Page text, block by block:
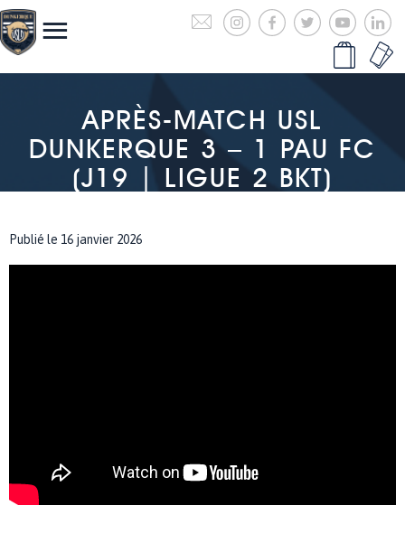
APRÈS-MATCH USL
DUNKERQUE 3 – 1 PAU FC
(J19 | LIGUE 2 BKT)
Publié le 16 janvier 2026